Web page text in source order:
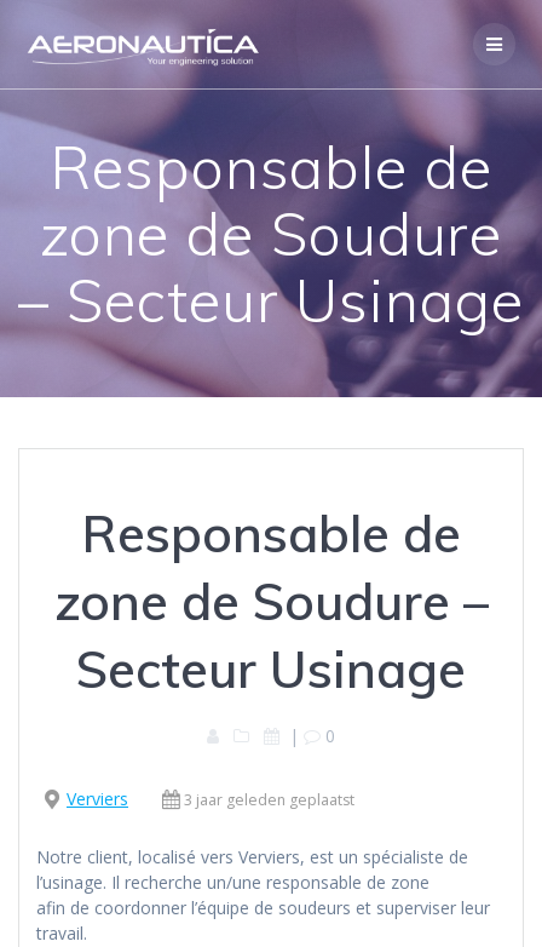
Responsable de
zone de Soudure
– Secteur Usinage
Responsable de
zone de Soudure –
Secteur Usinage
| 0
Verviers 3 jaar geleden geplaatst
Notre client, localisé vers Verviers, est un spécialiste de
l’usinage. Il recherche un/une responsable de zone
afin de coordonner l’équipe de soudeurs et superviser leur
travail.